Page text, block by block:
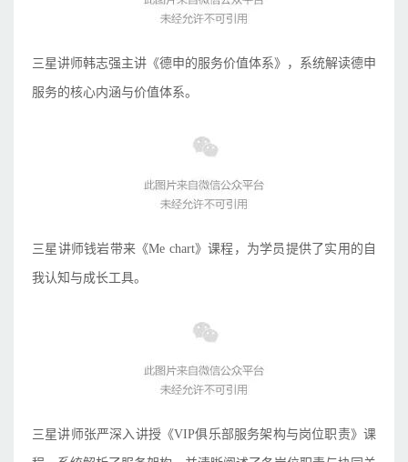
三星讲师韩志强主讲《德申的服务价值体系》，系统解读德申
服务的核心内涵与价值体系。
三星讲师钱岩带来《Me chart》课程，为学员提供了实用的自
我认知与成长工具。
三星讲师张严深入讲授《VIP俱乐部服务架构与岗位职责》课